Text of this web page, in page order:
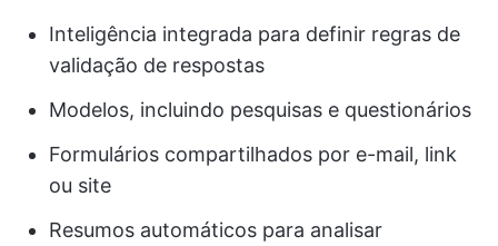
Inteligência integrada para definir regras de
validação de respostas
Modelos, incluindo pesquisas e questionários
Formulários compartilhados por e-mail, link
ou site
Resumos automáticos para analisar